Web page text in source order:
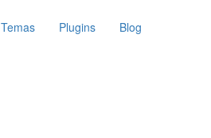
Temas Plugins Blog